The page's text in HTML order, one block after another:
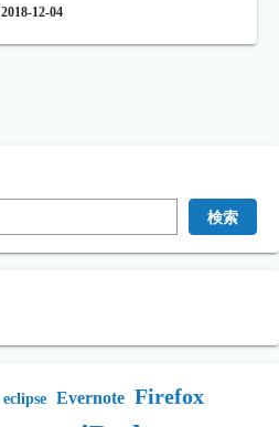
2018-12-04
検索
eclipse Evernote Firefox